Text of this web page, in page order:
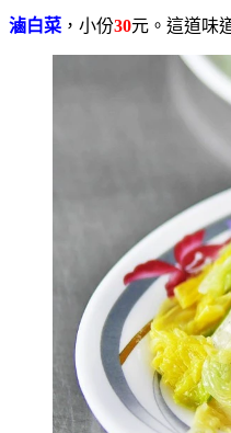
滷白菜 ，小份30元。這道味